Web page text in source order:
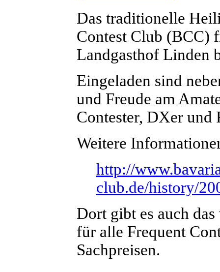
Das traditionelle
Contest Club (BCC)
Landgasthof Linden
Eingeladen sind
und Freude am
Contester, DXer und
Weitere
http://
club.de/history/
Dort gibt es auch
für alle Frequent
Sachpreisen.